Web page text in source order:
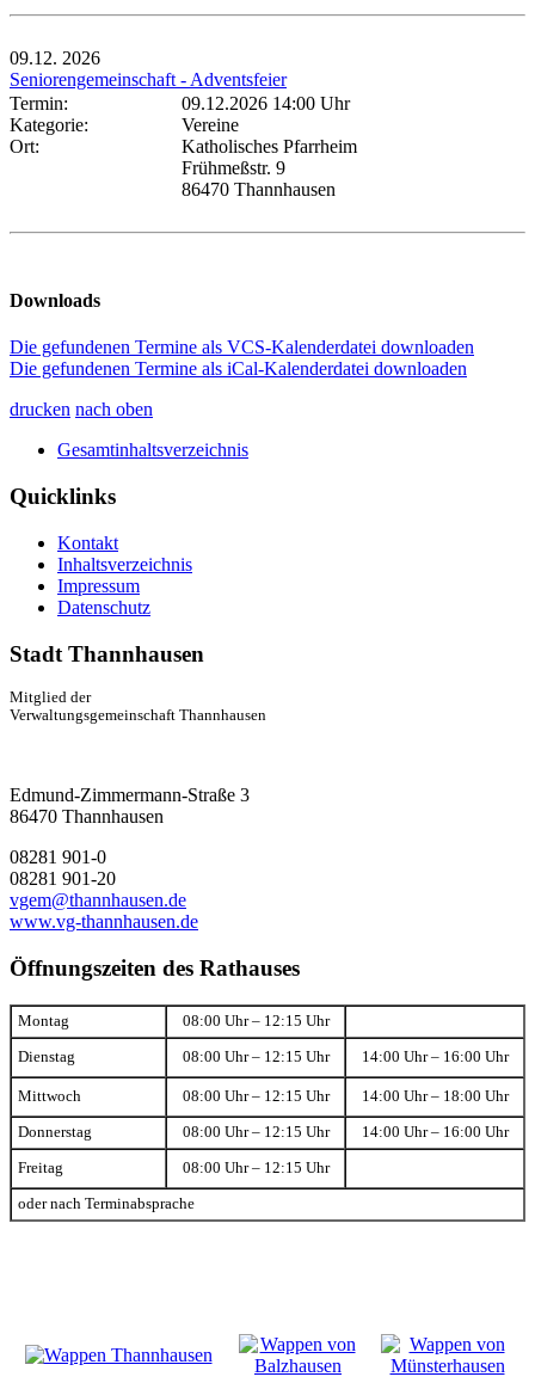
09.12. 2026
Seniorengemeinschaft - Adventsfeier
Termin:
09.12.2026 14:00 Uhr
Kategorie:
Vereine
Ort:
Katholisches Pfarrheim
Frühmeßstr. 9
86470 Thannhausen
Downloads
Die gefundenen Termine als VCS-Kalenderdatei downloaden
Die gefundenen Termine als iCal-Kalenderdatei downloaden
drucken nach oben
Gesamtinhaltsverzeichnis
Quicklinks
Kontakt
Inhaltsverzeichnis
Impressum
Datenschutz
Stadt Thannhausen
Mitglied der
Verwaltungsgemeinschaft Thannhausen
Edmund-Zimmermann-Straße 3
86470 Thannhausen
08281 901-0
08281 901-20
vgem@thannhausen.de
www.vg-thannhausen.de
Öffnungszeiten des Rathauses
Montag 08:00 Uhr – 12:15 Uhr
Dienstag 08:00 Uhr – 12:15 Uhr 14:00 Uhr – 16:00 Uhr
Mittwoch 08:00 Uhr – 12:15 Uhr 14:00 Uhr – 18:00 Uhr
Donnerstag 08:00 Uhr – 12:15 Uhr 14:00 Uhr – 16:00 Uhr
Freitag 08:00 Uhr – 12:15 Uhr
oder nach Terminabsprache